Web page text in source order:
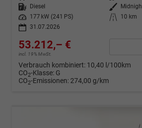
Kraftstoff
Diesel Außenfarbe
Leistung
177 kW (241 PS) Kilometerstand
10 km
31.07.2026
53.212,– €
incl. 19% MwSt.
Verbrauch kombiniert: 10,40 l/100km
CO2-Klasse: G
CO2-Emissionen: 274,00 g/km